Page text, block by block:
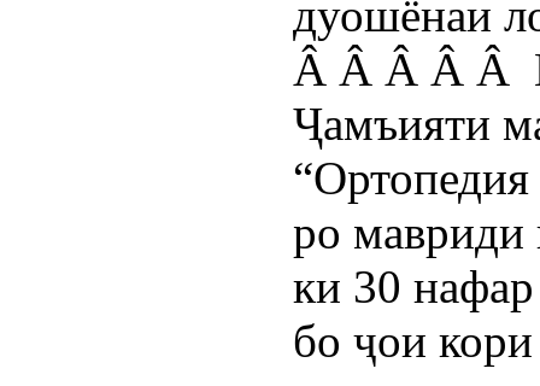
дуошёнаи
Â Â Â Â Â
Ҷамъияти
ро мавриди
ки 30
бо ҷои